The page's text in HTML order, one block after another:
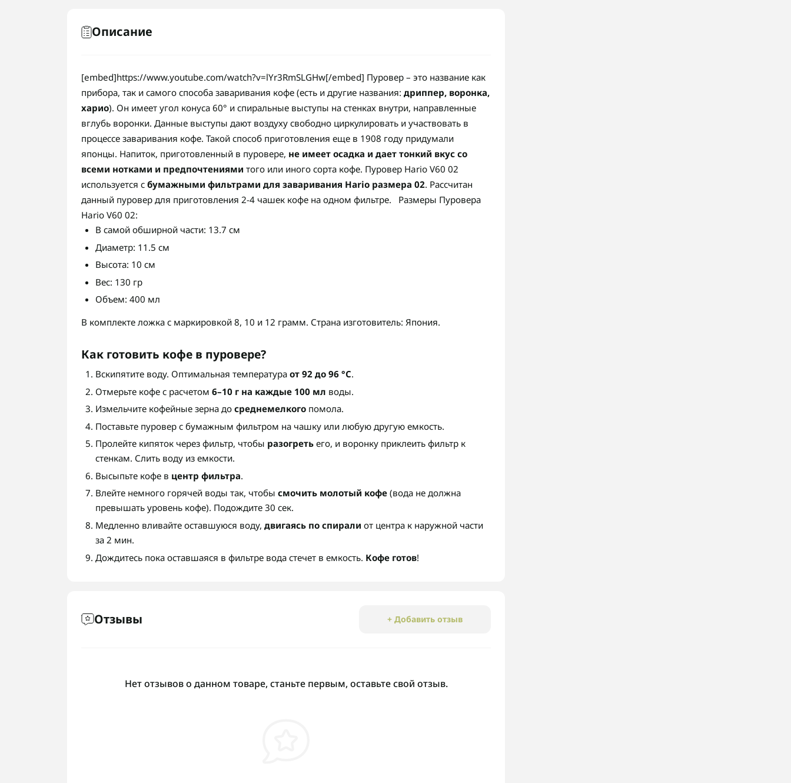
Описание
[embed]https://www.youtube.com/watch?v=lYr3RmSLGHw[/embed] Пуровер – это название как
прибора, так и самого способа заваривания кофе (есть и другие названия: дриппер, воронка,
харио). Он имеет угол конуса 60° и спиральные выступы на стенках внутри, направленные
вглубь воронки. Данные выступы дают воздуху свободно циркулировать и участвовать в
процессе заваривания кофе. Такой способ приготовления еще в 1908 году придумали
японцы. Напиток, приготовленный в пуровере, не имеет осадка и дает тонкий вкус со
всеми нотками и предпочтениями того или иного сорта кофе. Пуровер Hario V60 02
используется с бумажными фильтрами для заваривания Hario размера 02. Рассчитан
данный пуровер для приготовления 2-4 чашек кофе на одном фильтре. Размеры Пуровера
Hario V60 02:
В самой обширной части: 13.7 см
Диаметр: 11.5 см
Высота: 10 см
Вес: 130 гр
Объем: 400 мл
В комплекте ложка с маркировкой 8, 10 и 12 грамм. Страна изготовитель: Япония.
Как готовить кофе в пуровере?
Вскипятите воду. Оптимальная температураот 92 до 96 °C.
Отмерьте кофе с расчетом6–10 г на каждые 100 мл воды.
Измельчите кофейные зерна досреднемелкого помола.
Поставьте пуровер с бумажным фильтром на чашку или любую другую емкость.
Пролейте кипяток через фильтр, чтобы разогреть его, и воронку приклеить фильтр к
стенкам. Слить воду из емкости.
Высыпьте кофе в центр фильтра.
Влейте немного горячей воды так, чтобысмочить молотый кофе (вода не должна
превышать уровень кофе). Подождите 30 сек.
Медленно вливайте оставшуюся воду,двигаясь по спирали от центра к наружной части
за 2 мин.
Дождитесь пока оставшаяся в фильтре вода стечет в емкость. Кофе готов!
Отзывы + Добавить отзыв
Нет отзывов о данном товаре, станьте первым, оставьте свой отзыв.